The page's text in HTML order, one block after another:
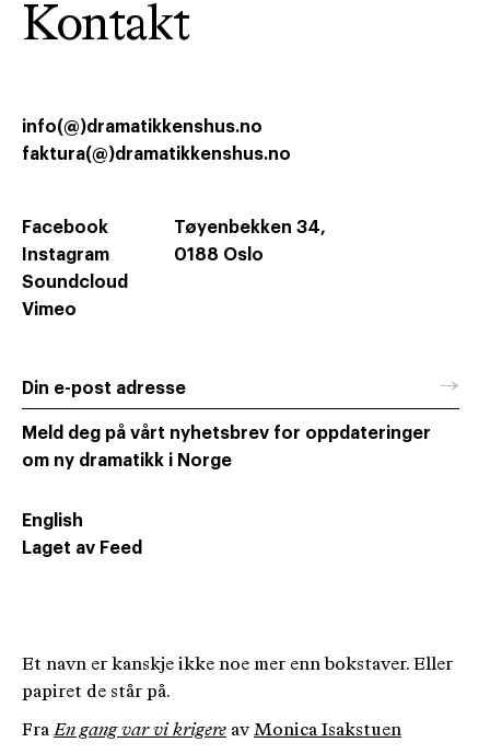
Et navn er kanskje ikke noe mer enn bokstaver. Eller
papiret de står på.
Fra En gang var vi krigere av Monica Isakstuen
Kontakt
Tøyenbekken 34,
0188 Oslo
info(@)dramatikkenshus.no
faktura(@)dramatikkenshus.no
Facebook
Instagram
Soundcloud
Vimeo
Din e-post adresse →
Meld deg på vårt nyhetsbrev for oppdateringer
om ny dramatikk i Norge
English
Laget av Feed